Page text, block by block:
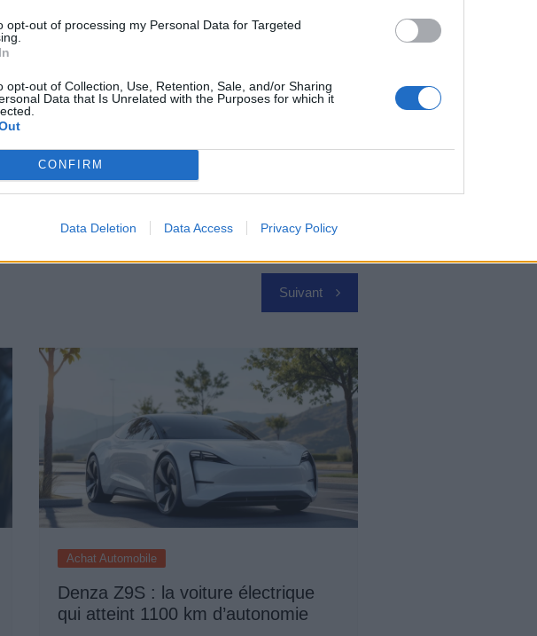
opt-out of processing my Personal Data for Targeted
opt-out of Collection, Use, Retention, Sale, and/or Sharing
Data that Is Unrelated with the Purposes for which it
CONFIRM
Data Deletion Data Access Privacy Policy
Suivant
Achat Automobile
Denza Z9S : la voiture électrique
qui atteint 1100 km d’autonomie